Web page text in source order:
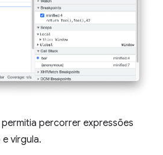
percorrer expressões
vírgula.